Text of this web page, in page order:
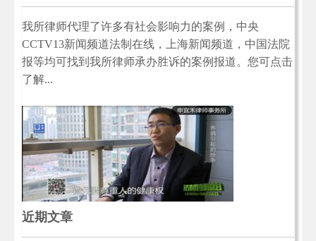
我所律师代理了许多有社会影响力的案例，中央
CCTV13新闻频道法制在线，上海新闻频道，中国法院
报等均可找到我所律师承办胜诉的案例报道。您可点击
了解...
近期文章